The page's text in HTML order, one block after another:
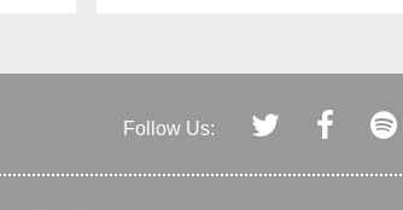
Follow Us: